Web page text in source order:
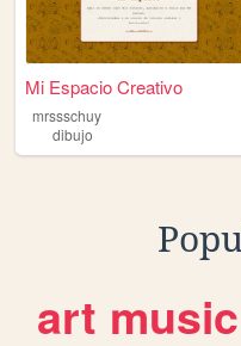
Mi Espacio Creativo
mrssschuy
dibujo
art music